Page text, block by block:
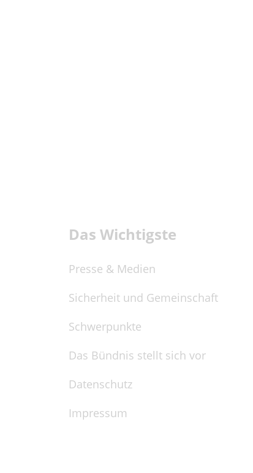
Das Wichtigste
Presse & Medien
Sicherheit und Gemeinschaft
Schwerpunkte
Das Bündnis stellt sich vor
Datenschutz
Impressum